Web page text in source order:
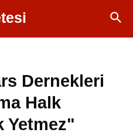
Dernekleri
Halk
Yetmez"